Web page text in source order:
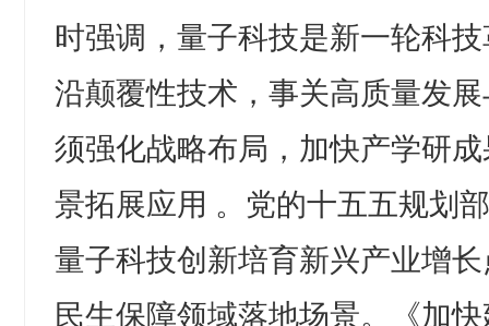
时强调，量子科技是新一轮科
沿颠覆性技术，事关高质量发
须强化战略布局，加快产学研
景拓展应用 。党的十五五规划
量子科技创新培育新兴产业增
民生保障领域落地场景。《加